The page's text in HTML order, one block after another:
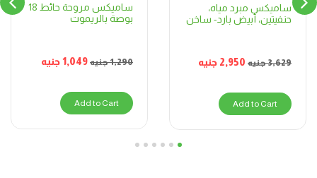
ساميكس مبرد مياه،
حنفيتين، أبيض بارد- ساخن
3,629جنيه 2,950 جنيه
Add to Cart
ساميكس مروحة حائط 18
بوصة بالريموت
1,290جنيه 1,049جنيه
Add to Cart
1
2